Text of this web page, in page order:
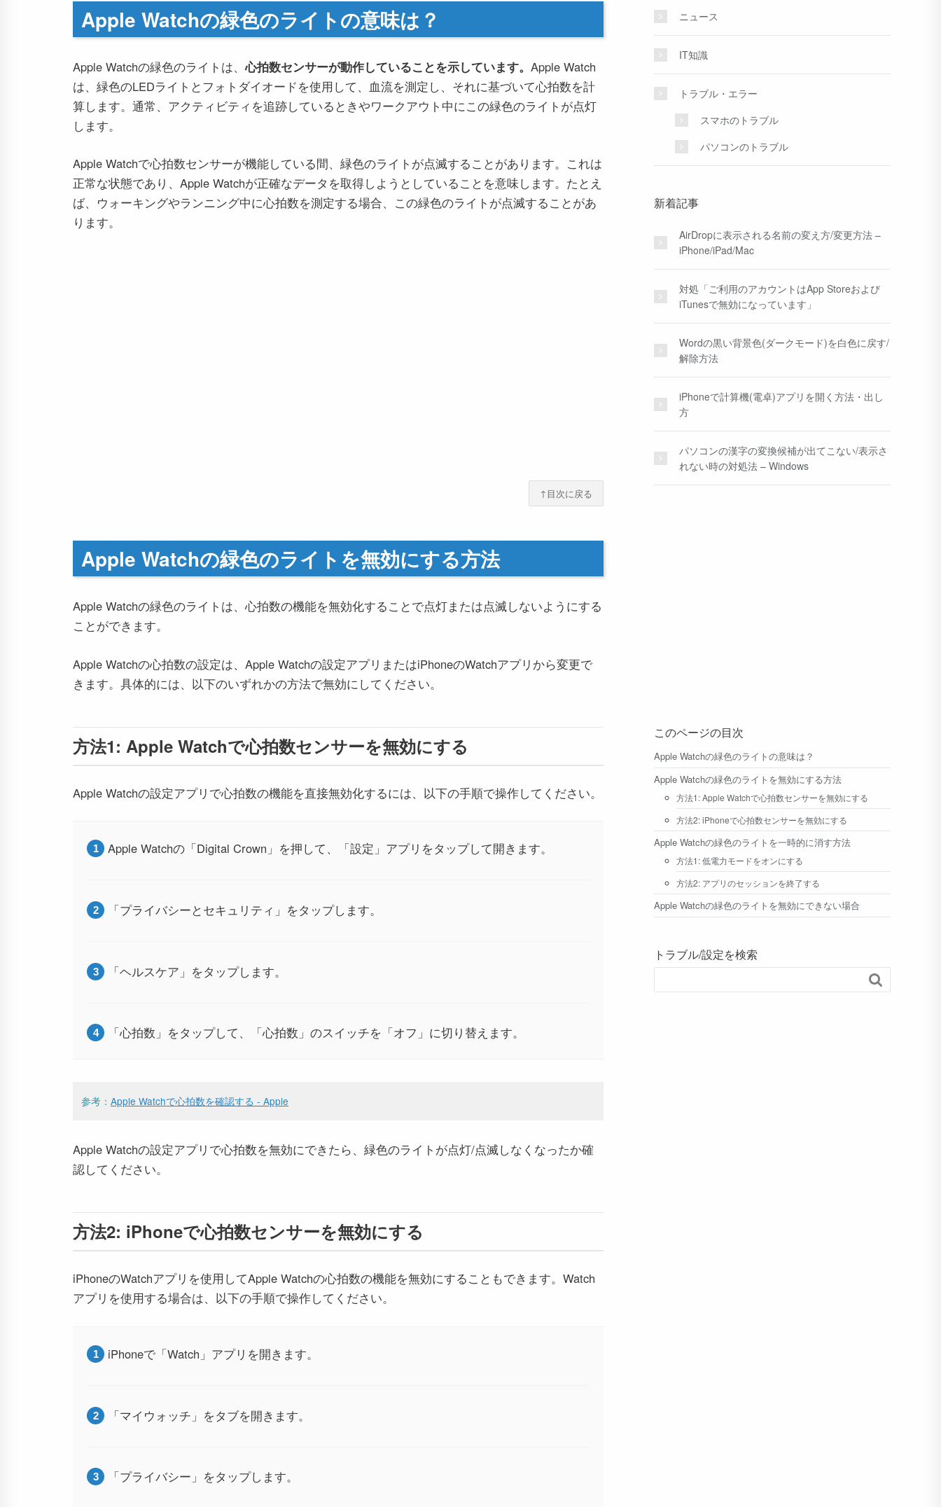
Apple Watchの緑色のライトの意味は？
Apple Watchの緑色のライトは、心拍数センサーが動作していることを示しています。 Apple Watch
は、緑色のLEDライトとフォトダイオードを使用して、血流を測定し、それに基づいて心拍数を計
算します。通常、アクティビティを追跡しているときやワークアウト中にこの緑色のライトが点灯
します。
Apple Watchで心拍数センサーが機能している間、緑色のライトが点滅することがあります。これは
正常な状態であり、Apple Watchが正確なデータを取得しようとしていることを意味します。たとえ
ば、ウォーキングやランニング中に心拍数を測定する場合、この緑色のライトが点滅することがあ
ります。
↑目次に戻る
Apple Watchの緑色のライトを無効にする方法
Apple Watchの緑色のライトは、心拍数の機能を無効化することで点灯または点滅しないようにする
ことができます。
Apple Watchの心拍数の設定は、Apple Watchの設定アプリまたはiPhoneのWatchアプリから変更で
きます。具体的には、以下のいずれかの方法で無効にしてください。
方法1: Apple Watchで心拍数センサーを無効にする
Apple Watchの設定アプリで心拍数の機能を直接無効化するには、以下の手順で操作してください。
Apple Watchの「Digital Crown」を押して、「設定」アプリをタップして開きます。
「プライバシーとセキュリティ」をタップします。
「ヘルスケア」をタップします。
「心拍数」をタップして、「心拍数」のスイッチを「オフ」に切り替えます。
参考： Apple Watchで心拍数を確認する - Apple
Apple Watchの設定アプリで心拍数を無効にできたら、緑色のライトが点灯/点滅しなくなったか確
認してください。
方法2: iPhoneで心拍数センサーを無効にする
iPhoneのWatchアプリを使用してApple Watchの心拍数の機能を無効にすることもできます。Watch
アプリを使用する場合は、以下の手順で操作してください。
iPhoneで「Watch」アプリを開きます。
「マイウォッチ」をタブを開きます。
「プライバシー」をタップします。
ニュース
IT知識
トラブル・エラー
スマホのトラブル
パソコンのトラブル
新着記事
AirDropに表示される名前の変え方/変更方法 –
iPhone/iPad/Mac
対処「ご利用のアカウントはApp Storeおよび
iTunesで無効になっています」
Wordの黒い背景色(ダークモード)を白色に戻す/
解除方法
iPhoneで計算機(電卓)アプリを開く方法・出し
方
パソコンの漢字の変換候補が出てこない/表示さ
れない時の対処法 – Windows
このページの目次
Apple Watchの緑色のライトの意味は？
Apple Watchの緑色のライトを無効にする方法
方法1: Apple Watchで心拍数センサーを無効にする
方法2: iPhoneで心拍数センサーを無効にする
Apple Watchの緑色のライトを一時的に消す方法
方法1: 低電力モードをオンにする
方法2: アプリのセッションを終了する
Apple Watchの緑色のライトを無効にできない場合
トラブル/設定を検索
